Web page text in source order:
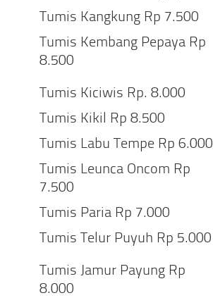
Tumis Kangkung Rp 7.500
Tumis Kembang Pepaya Rp
8.500
Tumis Kiciwis Rp. 8.000
Tumis Kikil Rp 8.500
Tumis Labu Tempe Rp 6.000
Tumis Leunca Oncom Rp
7.500
Tumis Paria Rp 7.000
Tumis Telur Puyuh Rp 5.000
Tumis Jamur Payung Rp
8.000